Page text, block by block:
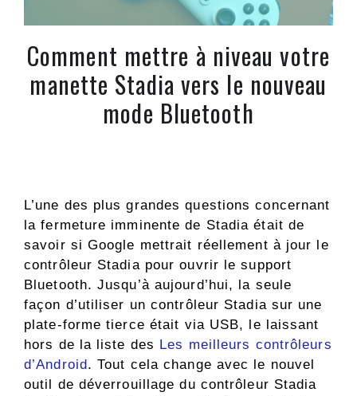
Comment mettre à niveau votre
manette Stadia vers le nouveau
mode Bluetooth
L’une des plus grandes questions concernant
la fermeture imminente de Stadia était de
savoir si Google mettrait réellement à jour le
contrôleur Stadia pour ouvrir le support
Bluetooth. Jusqu’à aujourd’hui, la seule
façon d’utiliser un contrôleur Stadia sur une
plate-forme tierce était via USB, le laissant
hors de la liste des Les meilleurs contrôleurs
d’Android. Tout cela change avec le nouvel
outil de déverrouillage du contrôleur Stadia